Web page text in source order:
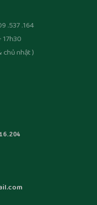
.537 .164
17h30
chủ nhật )